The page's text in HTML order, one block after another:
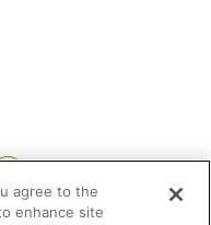
agree to the
enhance site